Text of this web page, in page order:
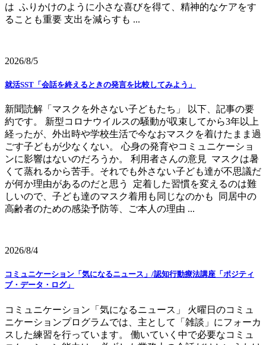
は ふりかけのように小さな喜びを得て、精神的なケアをす
ることも重要 支出を減らすも ...
2026/8/5
就活SST「会話を終えるときの発言を比較してみよう」
新聞読解「マスクを外さない子どもたち」 以下、記事の要
約です。 新型コロナウイルスの騒動が収束してから3年以上
経ったが、外出時や学校生活で今なおマスクを着けたまま過
ごす子どもが少なくない。 心身の発育やコミュニケーショ
ンに影響はないのだろうか。 利用者さんの意見 マスクは暑
くて蒸れるから苦手。それでも外さない子ども達が不思議だ
が何か理由があるのだと思う 定着した習慣を変えるのは難
しいので、子ども達のマスク着用も同じなのかも 同居中の
高齢者のための感染予防等、ご本人の理由 ...
2026/8/4
コミュニケーション「気になるニュース」/認知行動療法講座「ポジティ
ブ・データ・ログ」
コミュニケーション「気になるニュース」 火曜日のコミュ
ニケーションプログラムでは、主として「雑談」にフォーカ
スした練習を行っています。 働いていく中で必要なコミュ